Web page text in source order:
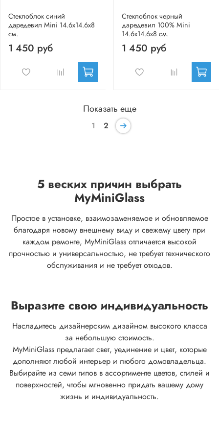
Стеклоблок синий
даредевил Mini 14.6x14.6x8
см.
1 450 руб
Стеклоблок черный
даредевил 100% Mini
14.6x14.6x8 см.
1 450 руб
Показать еще
1 2
5 веских причин выбрать
MyMiniGlass
Простое в установке, взаимозаменяемое и обновляемое
благодаря новому внешнему виду и свежему цвету при
каждом ремонте, MyMiniGlass отличается высокой
прочностью и универсальностью, не требует технического
обслуживания и не требует отходов.
Выразите свою индивидуальность
Насладитесь дизайнерским дизайном высокого класса
за небольшую стоимость.
MyMiniGlass предлагает свет, уединение и цвет, которые
дополняют любой интерьер и любого домовладельца.
Выбирайте из семи типов в ассортименте цветов, стилей и
поверхностей, чтобы мгновенно придать вашему дому
жизнь и индивидуальность.